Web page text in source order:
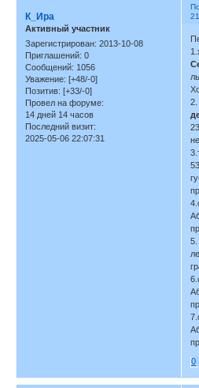
К_Ира
Активный участник
Зарегистрирован: 2013-10-08
Приглашений: 0
Сообщений: 1056
Уважение: [+48/-0]
Позитив: [+33/-0]
Провел на форуме:
14 дней 14 часов
Последний визит:
2025-05-06 22:07:31
2.
5.
0